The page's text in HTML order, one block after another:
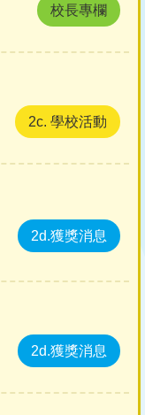
校長專欄
2c. 學校活動
2d.獲獎消息
2d.獲獎消息